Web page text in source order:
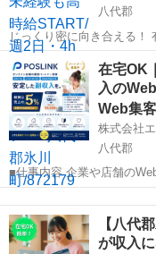
八代郡
じっくり密に向き合える！ 有料老人ホームで働きませんか？―― マン
パワーグループなら... ✨高時給で稼げる！ ✨ライフスタイルに合わせ
熊本 八代郡 医療
在宅OK
入の
株式会社
八代郡
■仕事内容 企業や店舗のWeb集客をサポートするお仕事です。 Google
を活用した「Web上の店舗
ます。 日々の集客運用や問い合わせ対応、顧客対応はすべて運営本部
が行うため...
【八代
が収入